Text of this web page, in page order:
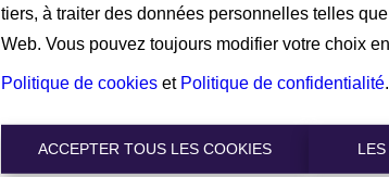
tiers, à traiter des données personnelles telles
Web. Vous pouvez toujours modifier votre choix
Politique de cookies et Politique de confidentialité.
ACCEPTER TOUS LES COOKIES